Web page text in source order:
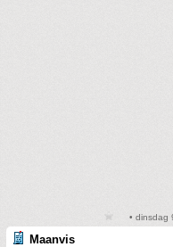
• dinsdag
Maanvis